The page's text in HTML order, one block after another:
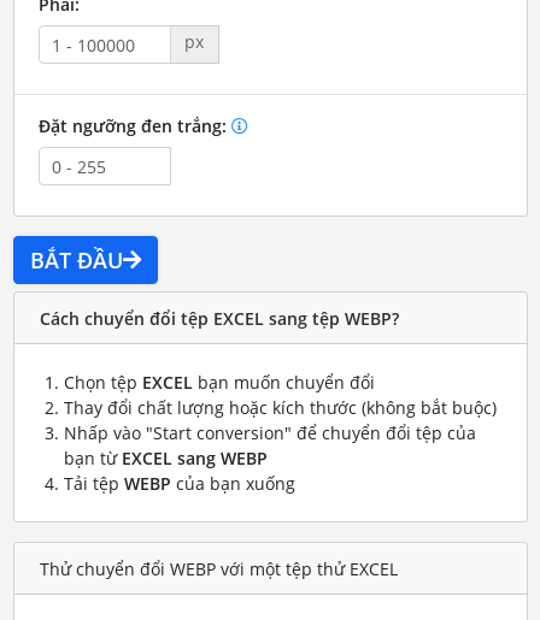
Phải:
px
Đặt ngưỡng đen trắng:
BẮT ĐẦU
Cách chuyển đổi tệp EXCEL sang tệp WEBP?
Chọn tệp EXCELbạn muốn chuyển đổi
Thay đổi chất lượng hoặc kích thước (không bắt buộc)
Nhấp vào "Start conversion" để chuyển đổi tệp của
bạn từ EXCEL sang WEBP
Tải tệp WEBP của bạn xuống
Thử chuyển đổi WEBP với một tệp thử EXCEL